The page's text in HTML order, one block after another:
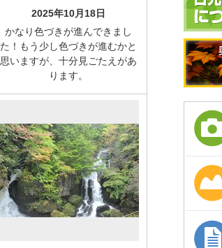
2025年10月18日
かなり色づきが進んできまし
た！もう少し色づきが進むかと
思いますが、十分見ごたえがあ
ります。